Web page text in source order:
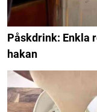
Påskdrink: Enkla
hakan